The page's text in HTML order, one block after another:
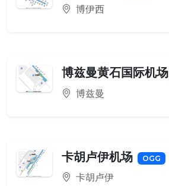
博伊西
博兹曼黄石国际机场
博兹曼
卡胡卢伊机场 OGG
卡胡卢伊